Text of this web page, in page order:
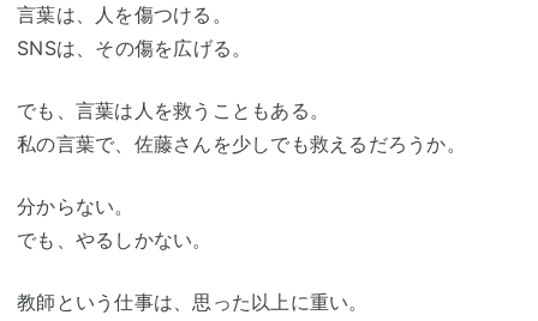
言葉は、人を傷つける。
SNSは、その傷を広げる。
でも、言葉は人を救うこともある。
私の言葉で、佐藤さんを少しでも救えるだろうか。
分からない。
でも、やるしかない。
教師という仕事は、思った以上に重い。